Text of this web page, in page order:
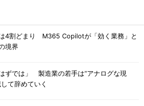
4割どまり M365 Copilotが「効く業務」と
境界
はずでは」 製造業の若手は“アナログな現
て辞めていく